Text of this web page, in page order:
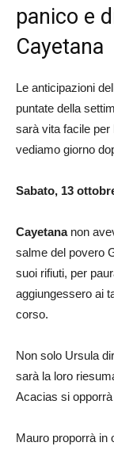
panico e
Cayetana
Le anticipazioni
puntate della
sarà vita facile per
vediamo giorno
Sabato, 13
Cayetananon
salme del povero
suoi rifiuti, per
aggiungessero ai
corso.
Non solo Ursula
sarà la loro
Acacias si opporrà
Mauro proporrà in